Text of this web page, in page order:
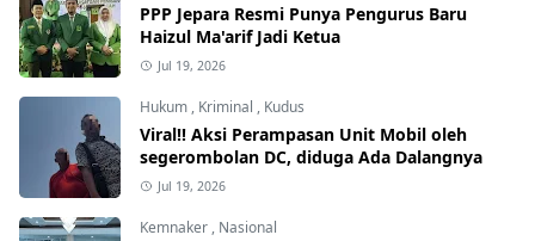
PPP Jepara Resmi Punya Pengurus Baru
Haizul Ma'arif Jadi Ketua
Jul 19, 2026
Hukum , Kriminal , Kudus
Viral!! Aksi Perampasan Unit Mobil oleh
segerombolan DC, diduga Ada Dalangnya
Jul 19, 2026
Kemnaker , Nasional